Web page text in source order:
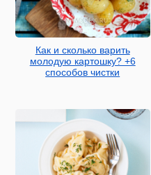
Как и сколько варить
молодую картошку? +6
способов чистки